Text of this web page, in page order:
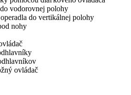
vodorovnej polohy
do vertikálnej polohy
nohy
ovládač